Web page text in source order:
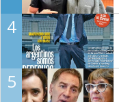
4
5